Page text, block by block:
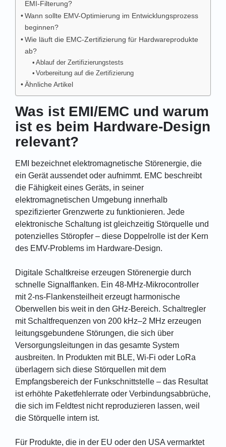
EMI-Filterung?
Wann sollte EMV-Optimierung im Entwicklungsprozess
beginnen?
Wie läuft die EMC-Zertifizierung für Hardwareprodukte
ab?
Ablauf der Zertifizierungstests
Vorbereitung auf die Zertifizierung
Ähnliche Artikel
Was ist EMI/EMC und warum
ist es beim Hardware-Design
relevant?
EMI bezeichnet elektromagnetische Störenergie, die
ein Gerät aussendet oder aufnimmt. EMC beschreibt
die Fähigkeit eines Geräts, in seiner
elektromagnetischen Umgebung innerhalb
spezifizierter Grenzwerte zu funktionieren. Jede
elektronische Schaltung ist gleichzeitig Störquelle und
potenzielles Störopfer – diese Doppelrolle ist der Kern
des EMV-Problems im Hardware-Design.
Digitale Schaltkreise erzeugen Störenergie durch
schnelle Signalflanken. Ein 48-MHz-Mikrocontroller
mit 2-ns-Flankensteilheit erzeugt harmonische
Oberwellen bis weit in den GHz-Bereich. Schaltregler
mit Schaltfrequenzen von 200 kHz–2 MHz erzeugen
leitungsgebundene Störungen, die sich über
Versorgungsleitungen in das gesamte System
ausbreiten. In Produkten mit BLE, Wi-Fi oder LoRa
überlagern sich diese Störquellen mit dem
Empfangsbereich der Funkschnittstelle – das Resultat
ist erhöhte Paketfehlerrate oder Verbindungsabbrüche,
die sich im Feldtest nicht reproduzieren lassen, weil
die Störquelle intern ist.
Für Produkte, die in der EU oder den USA vermarktet